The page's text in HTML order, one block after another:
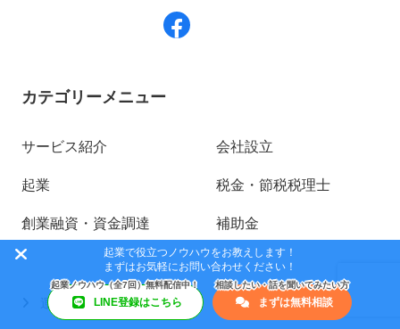
カテゴリーメニュー
サービス紹介
起業
創業融資・資金調達
会社設立
税金・節税税理士
補助金
運営会社情報
起業で役立つノウハウをお教えします！
まずはお気軽にお問い合わせください！
LINE登録はこちら まずは無料相談